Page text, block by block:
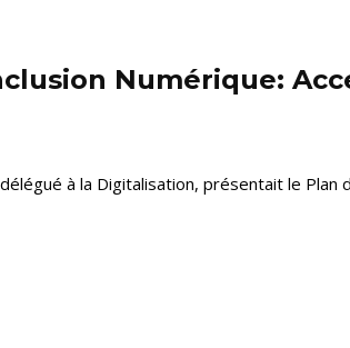
Numérique:
à la Digitalisation, présentait le Plan